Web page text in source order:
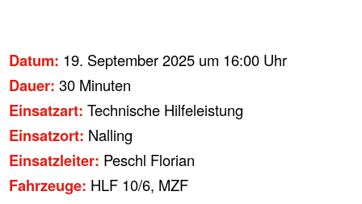
Datum: 19. September 2025 um 16:00 Uhr
Dauer: 30 Minuten
Einsatzart: Technische Hilfeleistung
Einsatzort: Nalling
Einsatzleiter: Peschl Florian
Fahrzeuge: HLF 10/6, MZF